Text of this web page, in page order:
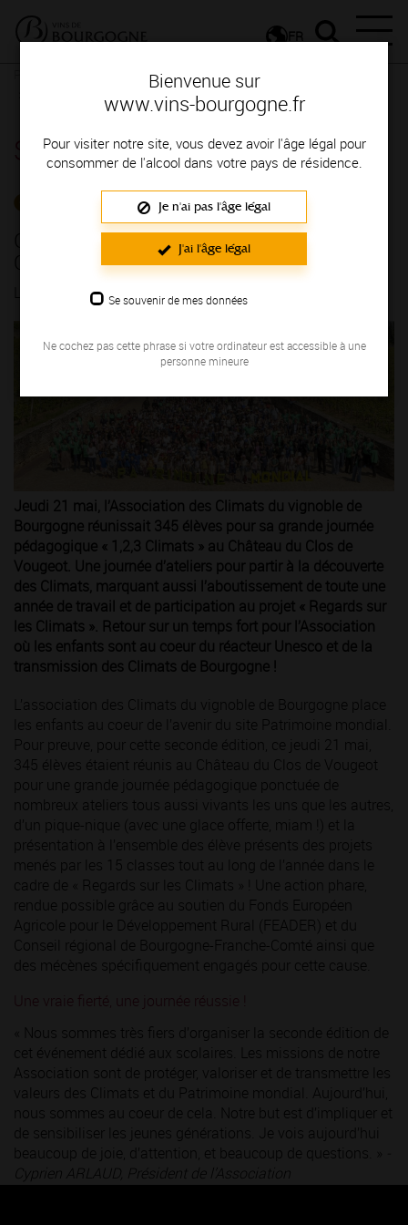
Bienvenue sur
www.vins-bourgogne.fr
Pour visiter notre site, vous devez avoir l'âge légal pour
consommer de l'alcool dans votre pays de résidence.
Je n'ai pas l'âge légal
J'ai l'âge légal
Se souvenir de mes données
Ne cochez pas cette phrase si votre ordinateur est accessible à une
personne mineure
FR
Communiqués de presse - Communiqués de presse
Grande journée pédagogique : 1, 2, 3 Climats !
Salle de presse
COMMUNIQUÉS DE PRESSE
Grande journée pédagogique : 1, 2, 3
LE 28/05/2026
Jeudi 21 mai, l’Association des Climats du vignoble de
Bourgogne réunissait 345 élèves pour sa grande journée
pédagogique « 1,2,3 Climats » au Château du Clos de
Vougeot. Une journée d’ateliers pour partir à la découverte
des Climats, marquant aussi l’aboutissement de toute une
année de travail et de participation au projet « Regards sur
les Climats ». Retour sur un temps fort pour l’Association
où les enfants sont au coeur du réacteur Unesco et de la
transmission des Climats de Bourgogne !
L’association des Climats du vignoble de Bourgogne place
les enfants au coeur de l’avenir du site Patrimoine mondial.
Pour preuve, pour cette seconde édition, ce jeudi 21 mai,
345 élèves étaient réunis au Château du Clos de Vougeot
pour une grande journée pédagogique ponctuée de
nombreux ateliers tous aussi vivants les uns que les autres,
d’un pique-nique (avec une glace offerte, miam !) et la
présentation à l’ensemble des élève présents des projets
menés par les 15 classes tout au long de l’année dans le
cadre de « Regards sur les Climats » ! Une action phare,
rendue possible grâce au soutien du Fonds Européen
Agricole pour le Développement Rural (FEADER) et du
Conseil régional de Bourgogne-Franche-Comté ainsi que
des mécènes spécifiquement engagés pour cette cause.
Une vraie fierté, une journée réussie !
« Nous sommes très fiers d’organiser la seconde édition de
cet événement dédié aux scolaires. Les missions de notre
Association sont de protéger, valoriser et de transmettre les
valeurs des Climats et du Patrimoine mondial. Aujourd’hui,
nous sommes au coeur de cela. Notre but est d’impliquer et
de sensibiliser les jeunes générations. Je vois aujourd’hui
beaucoup de joie, d’attention, et beaucoup de questions. »
Cyprien ARLAUD, Président de l’Association